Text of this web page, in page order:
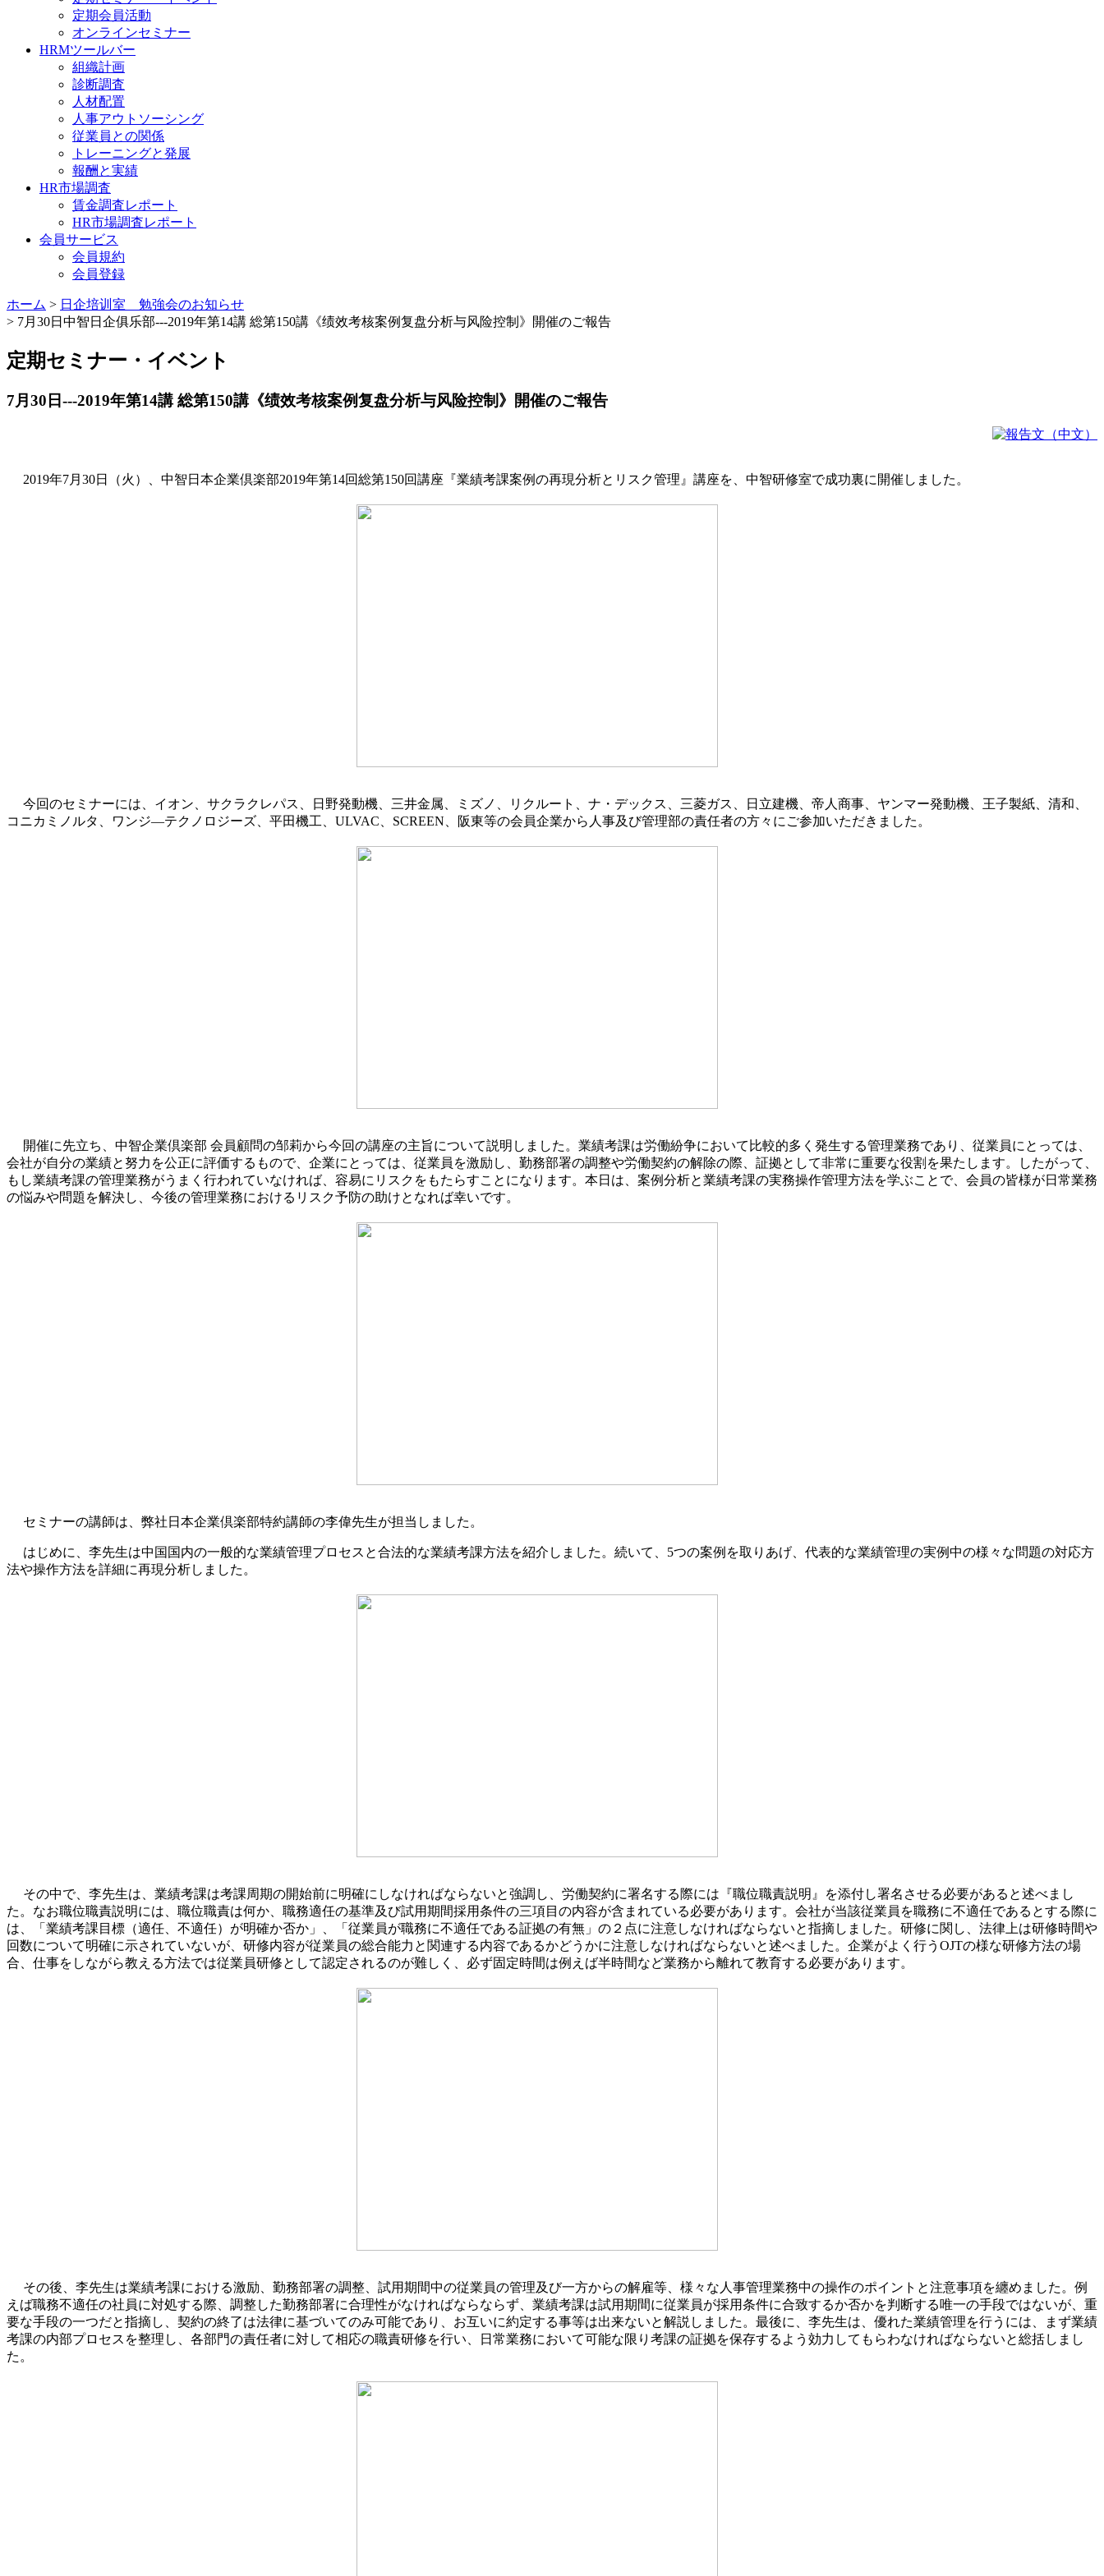
定期会員活動
オンラインセミナー
HRMツールバー
組織計画
診断調査
人材配置
人事アウトソーシング
従業員との関係
トレーニングと発展
報酬と実績
HR市場調査
賃金調査レポート
HR市場調査レポート
会員サービス
会員規約
会員登録
ホーム > 日企培训室 勉強会のお知らせ
> 7月30日中智日企俱乐部---2019年第14講 総第150講《绩效考核案例复盘分析与风险控制》開催のご報告
定期セミナー・イベント
7月30日---2019年第14講 総第150講《绩效考核案例复盘分析与风险控制》開催のご報告
2019年7月30日（火）、中智日本企業倶楽部2019年第14回総第150回講座『業績考課案例の再現分析とリスク管理』講座を、中智研修室で成功裏に開催しました。
今回のセミナーには、イオン、サクラクレパス、日野発動機、三井金属、ミズノ、リクルート、ナ・デックス、三菱ガス、日立建機、帝人商事、ヤンマー発動機、王子製紙、清和、
コニカミノルタ、ワンジ―テクノロジーズ、平田機工、ULVAC、SCREEN、阪東等の会員企業から人事及び管理部の責任者の方々にご参加いただきました。
開催に先立ち、中智企業倶楽部 会員顧問の邹莉から今回の講座の主旨について説明しました。業績考課は労働紛争において比較的多く発生する管理業務であり、従業員にとっては、
会社が自分の業績と努力を公正に評価するもので、企業にとっては、従業員を激励し、勤務部署の調整や労働契約の解除の際、証拠として非常に重要な役割を果たします。したがって、
もし業績考課の管理業務がうまく行われていなければ、容易にリスクをもたらすことになります。本日は、案例分析と業績考課の実務操作管理方法を学ぶことで、会員の皆様が日常業務
の悩みや問題を解決し、今後の管理業務におけるリスク予防の助けとなれば幸いです。
セミナーの講師は、弊社日本企業倶楽部特約講師の李偉先生が担当しました。
はじめに、李先生は中国国内の一般的な業績管理プロセスと合法的な業績考課方法を紹介しました。続いて、5つの案例を取りあげ、代表的な業績管理の実例中の様々な問題の対応方
法や操作方法を詳細に再現分析しました。
その中で、李先生は、業績考課は考課周期の開始前に明確にしなければならないと強調し、労働契約に署名する際には『職位職責説明』を添付し署名させる必要があると述べまし
た。なお職位職責説明には、職位職責は何か、職務適任の基準及び試用期間採用条件の三項目の内容が含まれている必要があります。会社が当該従業員を職務に不適任であるとする際に
は、「業績考課目標（適任、不適任）が明確か否か」、「従業員が職務に不適任である証拠の有無」の２点に注意しなければならないと指摘しました。研修に関し、法律上は研修時間や
回数について明確に示されていないが、研修内容が従業員の総合能力と関連する内容であるかどうかに注意しなければならないと述べました。企業がよく行うOJTの様な研修方法の場
合、仕事をしながら教える方法では従業員研修として認定されるのが難しく、必ず固定時間は例えば半時間など業務から離れて教育する必要があります。
その後、李先生は業績考課における激励、勤務部署の調整、試用期間中の従業員の管理及び一方からの解雇等、様々な人事管理業務中の操作のポイントと注意事項を纏めました。例
えば職務不適任の社員に対処する際、調整した勤務部署に合理性がなければならならず、業績考課は試用期間に従業員が採用条件に合致するか否かを判断する唯一の手段ではないが、重
要な手段の一つだと指摘し、契約の終了は法律に基づいてのみ可能であり、お互いに約定する事等は出来ないと解説しました。最後に、李先生は、優れた業績管理を行うには、まず業績
考課の内部プロセスを整理し、各部門の責任者に対して相応の職責研修を行い、日常業務において可能な限り考課の証拠を保存するよう効力してもらわなければならないと総括しまし
た。